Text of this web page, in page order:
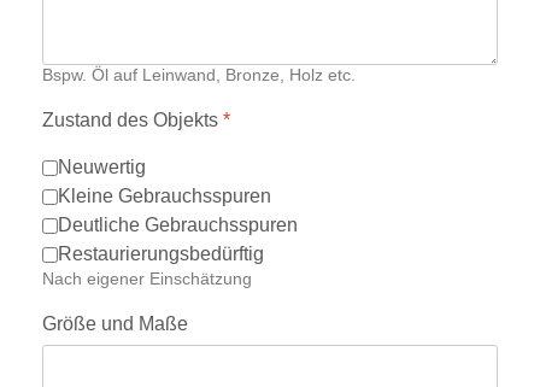
Bspw. Öl auf Leinwand, Bronze, Holz etc.
Zustand des Objekts *
Neuwertig
Kleine Gebrauchsspuren
Deutliche Gebrauchsspuren
Restaurierungsbedürftig
Nach eigener Einschätzung
Größe und Maße